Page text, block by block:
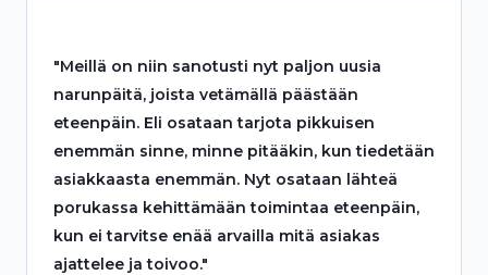
"Meillä on niin sanotusti nyt paljon uusia
narunpäitä, joista vetämällä päästään
eteenpäin. Eli osataan tarjota pikkuisen
enemmän sinne, minne pitääkin, kun tiedetään
asiakkaasta enemmän. Nyt osataan lähteä
porukassa kehittämään toimintaa eteenpäin,
kun ei tarvitse enää arvailla mitä asiakas
ajattelee ja toivoo."